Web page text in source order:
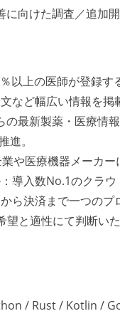
に向けた調査／追加
以上の医師が登録す
など幅広い情報を掲
の最新製薬・医療情
進。
や医療機器メーカ
導入数No.1のクラウ
ら決済まで一つの
と適性にて判断いた
/ Rust / Kotlin /